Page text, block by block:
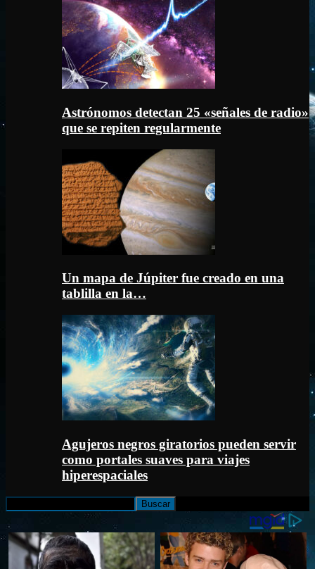
Astrónomos detectan 25 «señales de radio»
que se repiten regularmente
Un mapa de Júpiter fue creado en una
tablilla en la…
Agujeros negros giratorios pueden servir
como portales suaves para viajes
hiperespaciales